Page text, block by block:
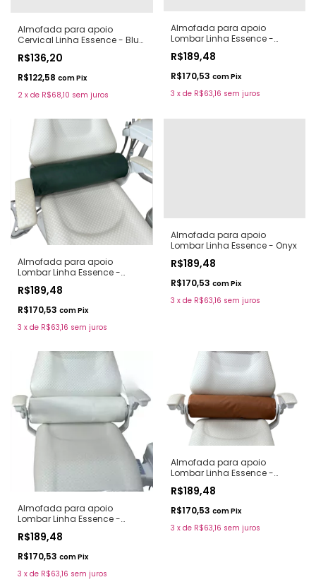
Almofada para apoio
Cervical Linha Essence - Blue
R$136,20
R$122,58 comPix
2 x de R$68,10 sem juros
Almofada para apoio
Lombar Linha Essence -
R$189,48
R$170,53 comPix
3 x de R$63,16 sem juros
Almofada para apoio
Lombar Linha Essence -
R$189,48
R$170,53 comPix
3 x de R$63,16 sem juros
Almofada para apoio
Lombar Linha Essence - Onyx
R$189,48
R$170,53 comPix
3 x de R$63,16 sem juros
Almofada para apoio
Lombar Linha Essence -
R$189,48
R$170,53 comPix
3 x de R$63,16 sem juros
Almofada para apoio
Lombar Linha Essence -
R$189,48
R$170,53 comPix
3 x de R$63,16 sem juros